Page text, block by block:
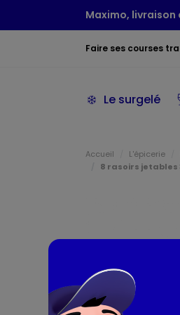
Maximo, livraison
Faire ses courses
Le surgelé
Accueil L'épicerie
8 rasoirs jetables